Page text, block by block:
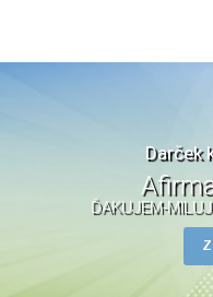
Darček
ĎAKUJEM-